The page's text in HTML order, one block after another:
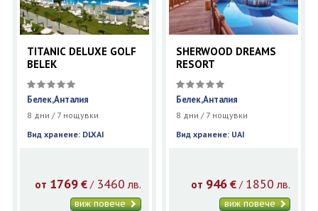
TITANIC DELUXE GOLF
BELEK
Белек,Анталия
8 дни / 7 нощувки
Вид хранене: DLXAI
от 1769 €/ 3460 лв.
виж повече
SHERWOOD DREAMS
RESORT
Белек,Анталия
8 дни / 7 нощувки
Вид хранене: UAI
от 946 € / 1850 лв.
виж повече